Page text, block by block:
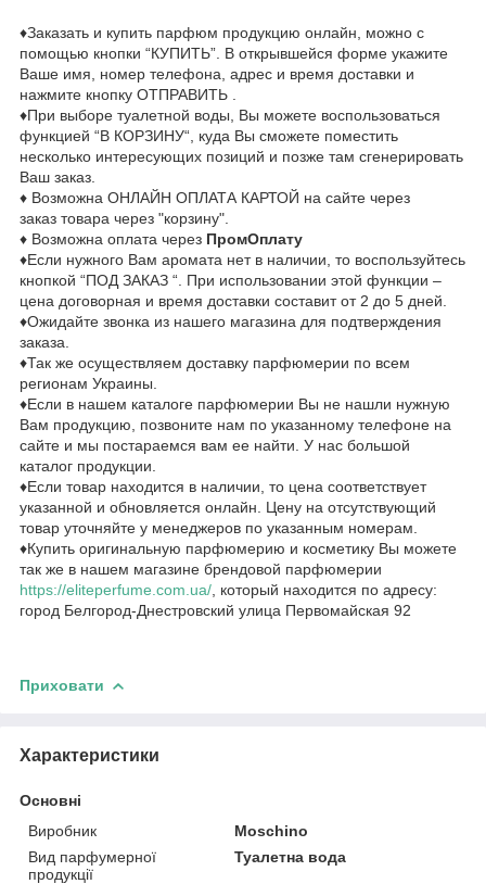
♦Заказать и купить парфюм продукцию онлайн, можно с
помощью кнопки “КУПИТЬ”. В открывшейся форме укажите
Ваше имя, номер телефона, адрес и время доставки и
нажмите кнопку ОТПРАВИТЬ .
♦При выборе туалетной воды, Вы можете воспользоваться
функцией “В КОРЗИНУ“, куда Вы сможете поместить
несколько интересующих позиций и позже там сгенерировать
Ваш заказ.
♦ Возможна ОНЛАЙН ОПЛАТА КАРТОЙ на сайте через
заказ товара через "корзину".
♦ Возможна оплата через ПромОплату
♦Если нужного Вам аромата нет в наличии, то воспользуйтесь
кнопкой “ПОД ЗАКАЗ “. При использовании этой функции –
цена договорная и время доставки составит от 2 до 5 дней.
♦Ожидайте звонка из нашего магазина для подтверждения
заказа.
♦Так же осуществляем доставку парфюмерии по всем
регионам Украины.
♦Если в нашем каталоге парфюмерии Вы не нашли нужную
Вам продукцию, позвоните нам по указанному телефоне на
сайте и мы постараемся вам ее найти. У нас большой
каталог продукции.
♦Если товар находится в наличии, то цена соответствует
указанной и обновляется онлайн. Цену на отсутствующий
товар уточняйте у менеджеров по указанным номерам.
♦Купить оригинальную парфюмерию и косметику Вы можете
так же в нашем магазине брендовой парфюмерии
https://eliteperfume.com.ua/ , который находится по адресу:
город Белгород-Днестровский улица Первомайская 92
Приховати
Характеристики
Основні
Виробник
Moschino
Вид парфумерної
продукції
Туалетна вода